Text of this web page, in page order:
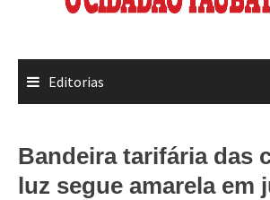
Editorias
Bandeira tarifária das
luz segue amarela em